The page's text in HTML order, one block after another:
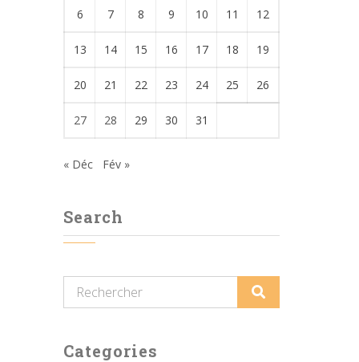
6 7 8 9 10 11 12
13 14 15 16 17 18 19
20 21 22 23 24 25 26
27 28 29 30 31
« Déc Fév »
Search
Categories